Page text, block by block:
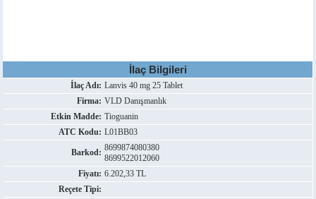
İlaç Bilgileri
İlaç Adı: Lanvis 40 mg 25 Tablet
Firma: VLD Danışmanlık
Etkin Madde: Tioguanin
ATC Kodu: L01BB03
Barkod: 8699874080380
8699522012060
Fiyatı: 6.202,33 TL
Reçete Tipi: